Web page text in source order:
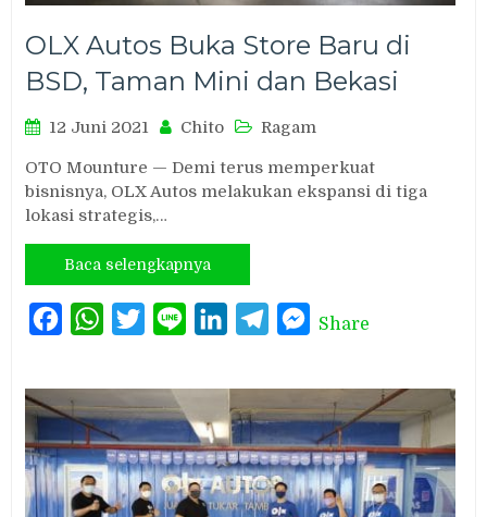
OLX Autos Buka Store Baru di
BSD, Taman Mini dan Bekasi
12 Juni 2021 Chito Ragam
OTO Mounture — Demi terus memperkuat
bisnisnya, OLX Autos melakukan ekspansi di tiga
lokasi strategis,…
Baca selengkapnya
FacebookWhatsAppTwitterLine LinkedInTelegramMessenger
Share